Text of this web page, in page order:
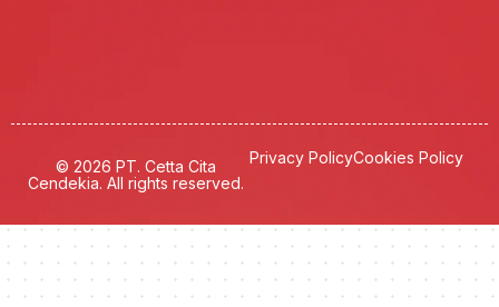
© 2026 PT. Cetta Cita
Cendekia. All rights reserved.
Privacy PolicyCookies Policy